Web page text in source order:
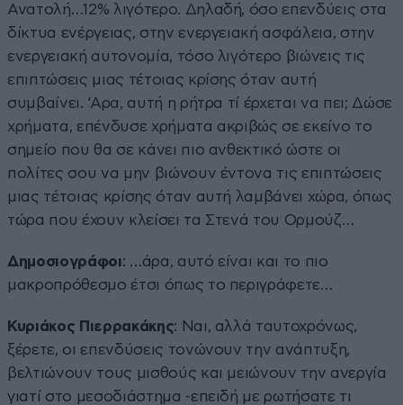
Ανατολή…12% λιγότερο. Δηλαδή, όσο επενδύεις στα
δίκτυα ενέργειας, στην ενεργειακή ασφάλεια, στην
ενεργειακή αυτονομία, τόσο λιγότερο βιώνεις τις
επιπτώσεις μιας τέτοιας κρίσης όταν αυτή
συμβαίνει. ‘Αρα, αυτή η ρήτρα τί έρχεται να πει; Δώσε
χρήματα, επένδυσε χρήματα ακριβώς σε εκείνο το
σημείο που θα σε κάνει πιο ανθεκτικό ώστε οι
πολίτες σου να μην βιώνουν έντονα τις επιπτώσεις
μιας τέτοιας κρίσης όταν αυτή λαμβάνει χώρα, όπως
τώρα που έχουν κλείσει τα Στενά του Ορμούζ…
Δημοσιογράφοι: …άρα, αυτό είναι και το πιο
μακροπρόθεσμο έτσι όπως το περιγράφετε…
Κυριάκος Πιερρακάκης: Ναι, αλλά ταυτοχρόνως,
ξέρετε, οι επενδύσεις τονώνουν την ανάπτυξη,
βελτιώνουν τους μισθούς και μειώνουν την ανεργία
γιατί στο μεσοδιάστημα -επειδή με ρωτήσατε τι